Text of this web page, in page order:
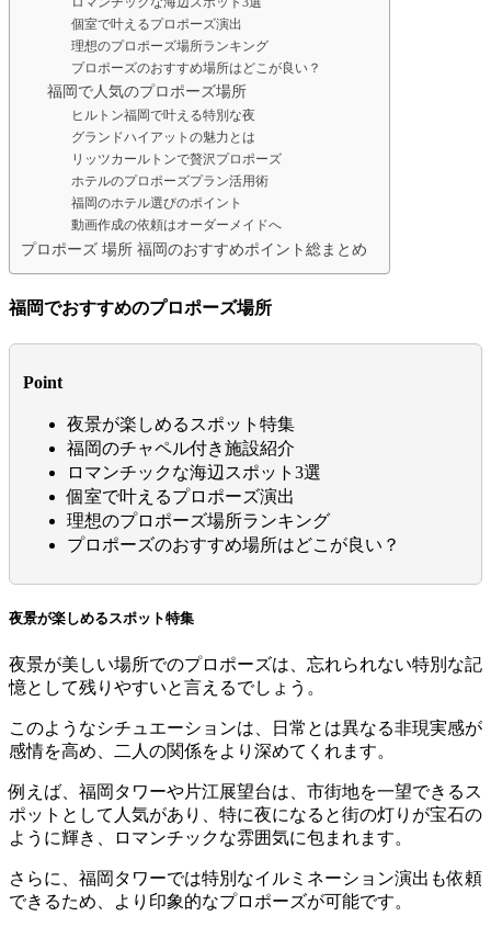
個室で叶えるプロポーズ演出
理想のプロポーズ場所ランキング
プロポーズのおすすめ場所はどこが良い？
福岡で人気のプロポーズ場所
ヒルトン福岡で叶える特別な夜
グランドハイアットの魅力とは
リッツカールトンで贅沢プロポーズ
ホテルのプロポーズプラン活用術
福岡のホテル選びのポイント
動画作成の依頼はオーダーメイドへ
プロポーズ 場所 福岡のおすすめポイント総まとめ
福岡でおすすめのプロポーズ場所
Point
夜景が楽しめるスポット特集
福岡のチャペル付き施設紹介
ロマンチックな海辺スポット3選
個室で叶えるプロポーズ演出
理想のプロポーズ場所ランキング
プロポーズのおすすめ場所はどこが良い？
夜景が楽しめるスポット特集
夜景が美しい場所でのプロポーズは、忘れられない特別な記
憶として残りやすいと言えるでしょう。
このようなシチュエーションは、日常とは異なる非現実感が
感情を高め、二人の関係をより深めてくれます。
例えば、福岡タワーや片江展望台は、市街地を一望できるス
ポットとして人気があり、特に夜になると街の灯りが宝石の
ように輝き、ロマンチックな雰囲気に包まれます。
さらに、福岡タワーでは特別なイルミネーション演出も依頼
できるため、より印象的なプロポーズが可能です。